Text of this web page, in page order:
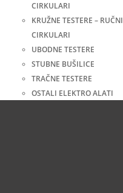
CIRKULARI
KRUŽNE TESTERE – RUČNI
CIRKULARI
UBODNE TESTERE
STUBNE BUŠILICE
TRAČNE TESTERE
OSTALI ELEKTRO ALATI